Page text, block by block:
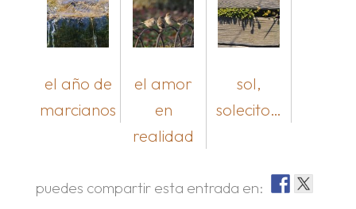
el año de
marcianos
el amor
en
realidad
sol,
solecito…
puedes compartir esta entrada en: